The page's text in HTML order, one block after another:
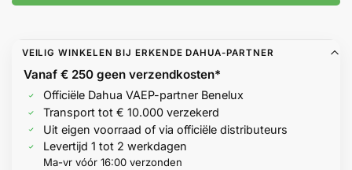
VEILIG WINKELEN BIJ ERKENDE DAHUA-PARTNER
Vanaf € 250 geenverzendkosten*
Officiële Dahua VAEP-partner Benelux
Transport tot € 10.000 verzekerd
Uit eigen voorraad of via officiële distributeurs
Levertijd 1 tot 2 werkdagen
Ma-vr vóór 16:00 verzonden